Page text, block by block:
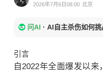
2026年7月6日08:00 北京
问AI · AI自主杀伤如何
引言
自2022年全面爆发以